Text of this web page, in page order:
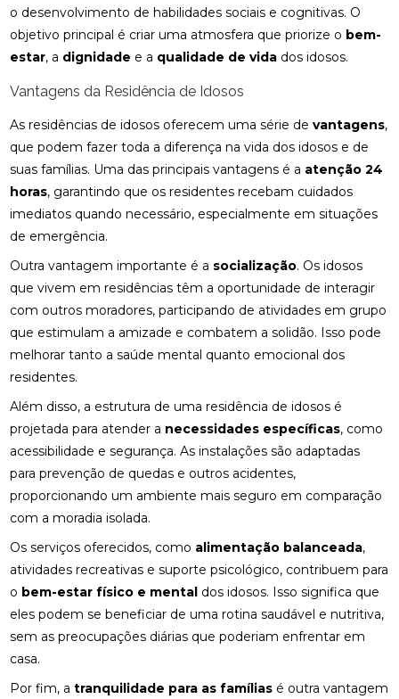
o desenvolvimento de habilidades sociais e cognitivas. O
objetivo principal é criar uma atmosfera que priorize o bem-
estar, a dignidade e a qualidade de vida dos idosos.
Vantagens da Residência de Idosos
As residências de idosos oferecem uma série devantagens,
que podem fazer toda a diferença na vida dos idosos e de
suas famílias. Uma das principais vantagens é a atenção 24
horas, garantindo que os residentes recebam cuidados
imediatos quando necessário, especialmente em situações
de emergência.
Outra vantagem importante é a socialização. Os idosos
que vivem em residências têm a oportunidade de interagir
com outros moradores, participando de atividades em grupo
que estimulam a amizade e combatem a solidão. Isso pode
melhorar tanto a saúde mental quanto emocional dos
residentes.
Além disso, a estrutura de uma residência de idosos é
projetada para atender a necessidades específicas, como
acessibilidade e segurança. As instalações são adaptadas
para prevenção de quedas e outros acidentes,
proporcionando um ambiente mais seguro em comparação
com a moradia isolada.
Os serviços oferecidos, como alimentação balanceada,
atividades recreativas e suporte psicológico, contribuem para
o bem-estar físico e mental dos idosos. Isso significa que
eles podem se beneficiar de uma rotina saudável e nutritiva,
sem as preocupações diárias que poderiam enfrentar em
casa.
Por fim, atranquilidade para as famílias é outra vantagem